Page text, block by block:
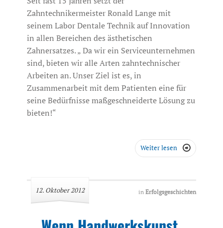
Zahntechnikermeister Ronald Lange mit
seinem Labor Dentale Technik auf Innovation
in allen Bereichen des ästhetischen
Zahnersatzes. „ Da wir ein Serviceunternehmen
sind, bieten wir alle Arten zahntechnischer
Arbeiten an. Unser Ziel ist es, in
Zusammenarbeit mit dem Patienten eine für
seine Bedürfnisse maßgeschneiderte Lösung zu
bieten!“
Weiter lesen 
12. Oktober 2012 in Erfolgsgeschichten